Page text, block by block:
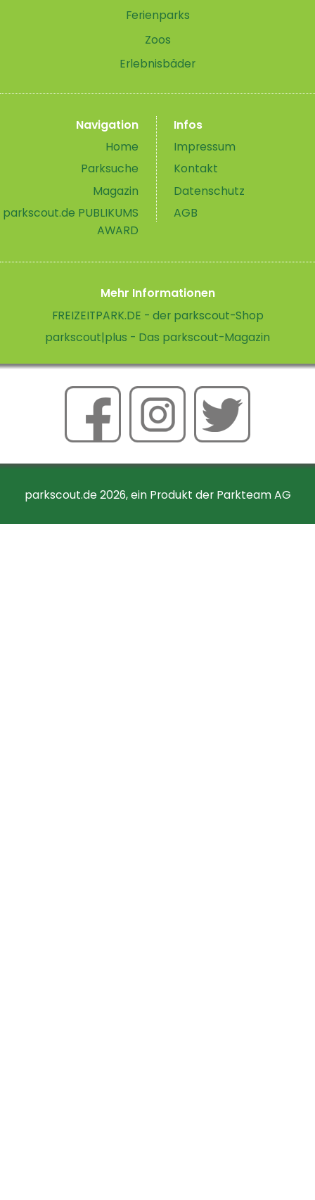
Ferienparks
Zoos
Erlebnisbäder
Navigation
Home
Parksuche
Magazin
parkscout.de PUBLIKUMS
AWARD
Infos
Impressum
Kontakt
Datenschutz
AGB
Mehr Informationen
FREIZEITPARK.DE - der parkscout-Shop
parkscout|plus - Das parkscout-Magazin
parkscout.de 2026, ein Produkt der Parkteam AG